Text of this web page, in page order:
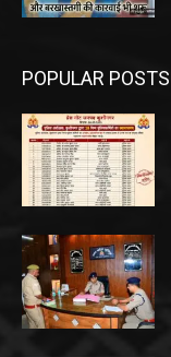
POPULAR POSTS